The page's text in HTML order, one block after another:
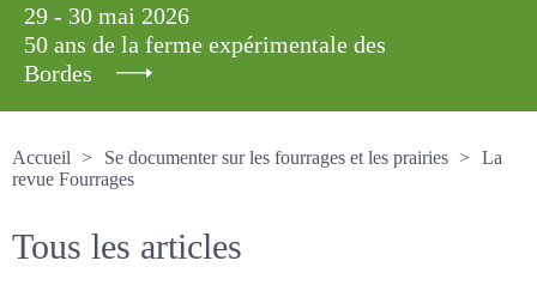
29 - 30 mai 2026
50 ans de la ferme expérimentale des
Bordes
Accueil
Se documenter sur les fourrages et les prairies
La revue Fourrages
Tous les articles